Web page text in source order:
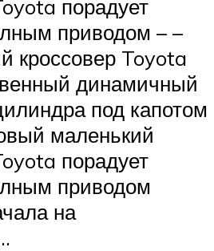
порадует
приводом – –
кроссовер Toyota
динамичный
под капотом
маленький
порадует
приводом
на